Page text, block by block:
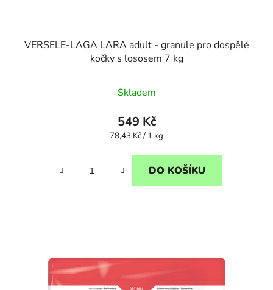
VERSELE-LAGA LARA adult - granule pro dospělé
kočky s lososem 7 kg
Skladem
549 Kč
Měrná
78,43 Kč / 1 kg
DO KOŠÍKU